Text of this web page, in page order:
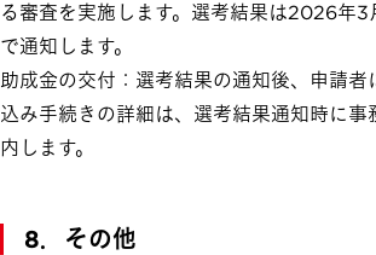
る審査を実施します。選考結果は2026年3
で通知します。
助成金の交付：選考結果の通知後、申請者
込み手続きの詳細は、選考結果通知時に事
内します。
8．その他